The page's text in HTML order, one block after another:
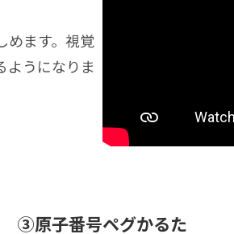
めます。視覚
ようになりま
③原子番号ペグかるた